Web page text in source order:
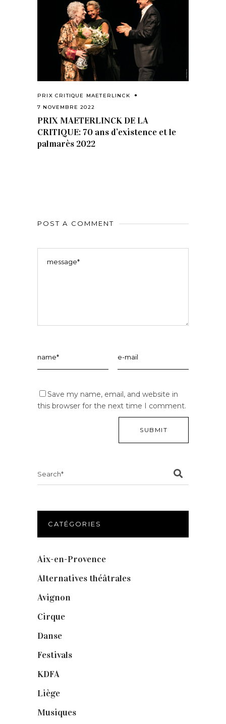
PRIX CRITIQUE MAETERLINCK
7 NOVEMBRE 2022
PRIX MAETERLINCK DE LA
CRITIQUE: 70 ans d’existence et le
palmarès 2022
POST A COMMENT
Save my name, email, and website in
this browser for the next time I comment.
CATÉGORIES
Aix-en-Provence
Alternatives théâtrales
Avignon
Cirque
Danse
Festivals
KDFA
Liège
Musiques